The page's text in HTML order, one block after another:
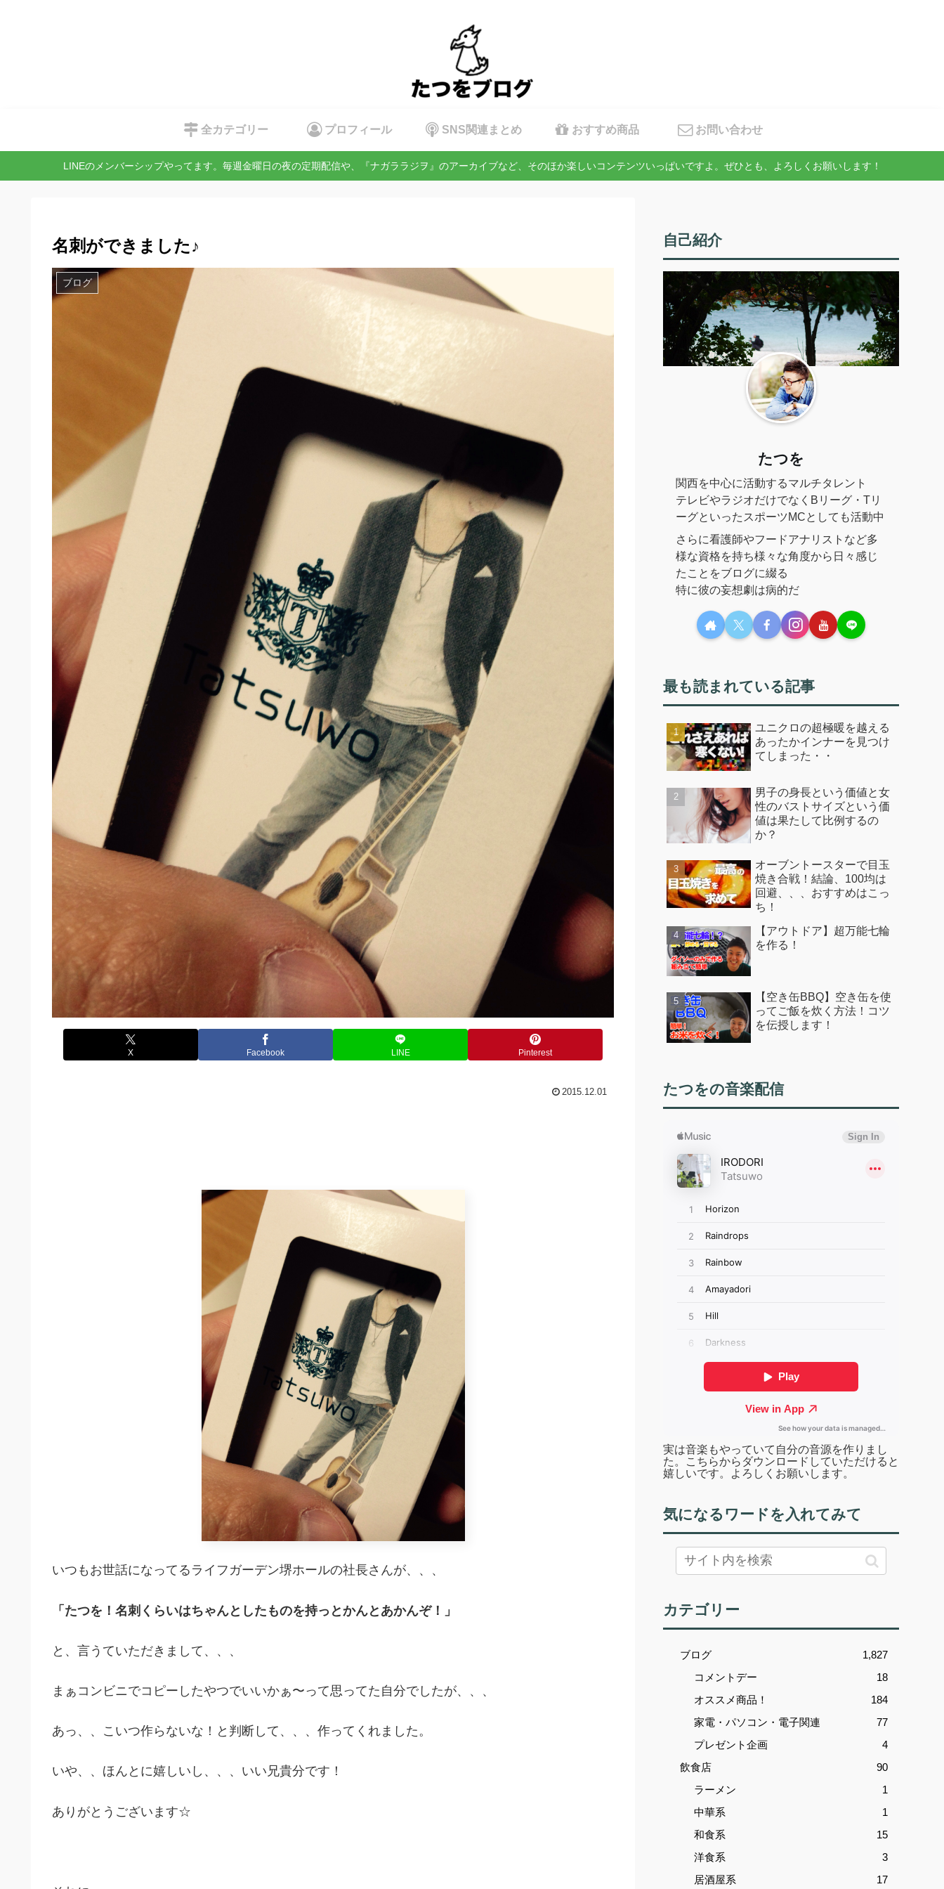
全カテゴリー プロフィール SNS関連まとめ おすすめ商品 お問い合わせ
LINEのメンバーシップやってます。毎週金曜日の夜の定期配信や、『ナガララジヲ』のアーカイブなど、そのほか楽しいコンテンツいっぱいですよ。ぜひとも、よろしくお願いします！
名刺ができました♪
ブログ
X Facebook LINE Pinterest
2015.12.01
いつもお世話になってるライフガーデン堺ホールの社長さんが、、、
「たつを！名刺くらいはちゃんとしたものを持っとかんとあかんぞ！」
と、言うていただきまして、、、
まぁコンビニでコピーしたやつでいいかぁ〜って思ってた自分でしたが、、、
あっ、、こいつ作らないな！と判断して、、、作ってくれました。
いや、、ほんとに嬉しいし、、、いい兄貴分です！
ありがとうございます☆
自己紹介
たつを
関西を中心に活動するマルチタレント
テレビやラジオだけでなくBリーグ・Tリ
ーグといったスポーツMCとしても活動中
さらに看護師やフードアナリストなど多
様な資格を持ち様々な角度から日々感じ
たことをブログに綴る
特に彼の妄想劇は病的だ
最も読まれている記事
ユニクロの超極暖を越える
あったかインナーを見つけ
てしまった・・
男子の身長という価値と女
性のバストサイズという価
値は果たして比例するの
か？
オーブントースターで目玉
焼き合戦！結論、100均は
回避、、、おすすめはこっ
ち！
【アウトドア】超万能七輪
を作る！
【空き缶BBQ】空き缶を使
ってご飯を炊く方法！コツ
を伝授します！
たつをの音楽配信
実は音楽もやっていて自分の音源を作りまし
た。こちらからダウンロードしていただけると
嬉しいです。よろしくお願いします。
気になるワードを入れてみて
カテゴリー
ブログ
1,827
コメントデー
18
オススメ商品！
184
家電・パソコン・電子関連
77
プレゼント企画
4
飲食店
90
ラーメン
1
中華系
1
和食系
15
洋食系
3
居酒屋系
17